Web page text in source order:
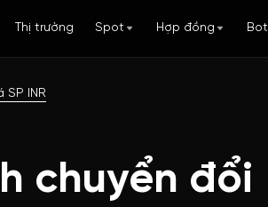
Thị trường Spot Hợp đồng Bot
SP INR
chuyển đổi